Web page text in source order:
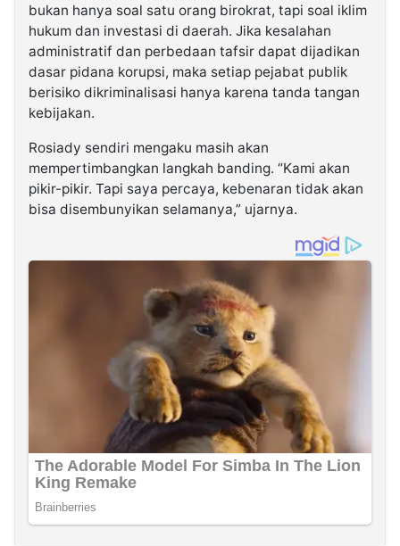
bukan hanya soal satu orang birokrat, tapi soal iklim
hukum dan investasi di daerah. Jika kesalahan
administratif dan perbedaan tafsir dapat dijadikan
dasar pidana korupsi, maka setiap pejabat publik
berisiko dikriminalisasi hanya karena tanda tangan
kebijakan.
Rosiady sendiri mengaku masih akan
mempertimbangkan langkah banding. “Kami akan
pikir-pikir. Tapi saya percaya, kebenaran tidak akan
bisa disembunyikan selamanya,” ujarnya.